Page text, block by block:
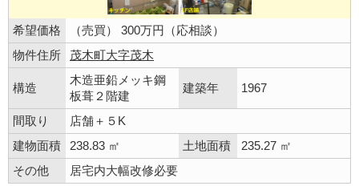
希望価格
（売買） 300万円（応相談）
物件住所
茂木町大字茂木
構造
木造亜鉛メッキ鋼
板葺２階建
建築年 1967
間取り
店舗＋５K
建物面積
238.83 ㎡ 土地面積
235.27 ㎡
その他
居宅内大幅改修必要